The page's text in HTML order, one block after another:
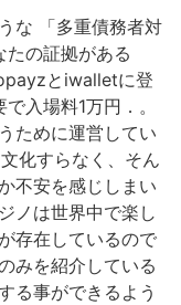
な 「多重債務者対
の証拠がある
とiwalletに登
入場料1万円．。
ために運営してい
化すらなく、そん
不安を感じしまい
ノは世界中で楽し
存在しているので
みを紹介している
る事ができるよう